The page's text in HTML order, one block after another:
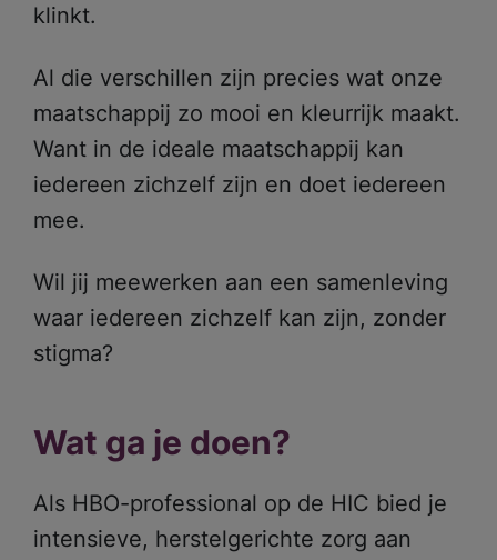
klinkt.
Al die verschillen zijn precies wat onze
maatschappij zo mooi en kleurrijk maakt.
Want in de ideale maatschappij kan
iedereen zichzelf zijn en doet iedereen
mee.
Wil jij meewerken aan een samenleving
waar iedereen zichzelf kan zijn, zonder
stigma?
Wat ga je doen?
Als HBO-professional op de HIC bied je
intensieve, herstelgerichte zorg aan